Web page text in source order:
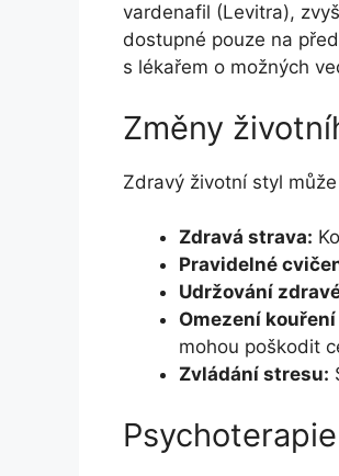
vardenafil (Levitra),
dostupné pouze na
s lékařem o možných
Změny
Zdravý životní styl
Zdravá strava:
Pravidelné
Udržování
Omezení
mohou poškodit
Zvládání stresu:
Psychoterapie